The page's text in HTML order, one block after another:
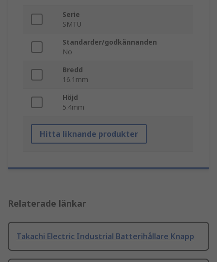
Serie
SMTU
Standarder/godkännanden
No
Bredd
16.1mm
Höjd
5.4mm
Hitta liknande produkter
Relaterade länkar
Takachi Electric Industrial Batterihållare Knapp